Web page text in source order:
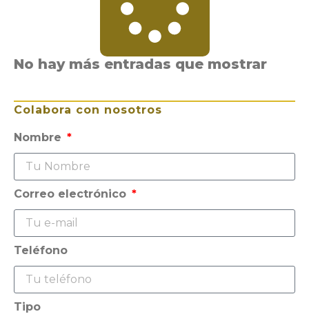
No hay más entradas que mostrar
Colabora con nosotros
Nombre
Correo electrónico
Teléfono
Tipo